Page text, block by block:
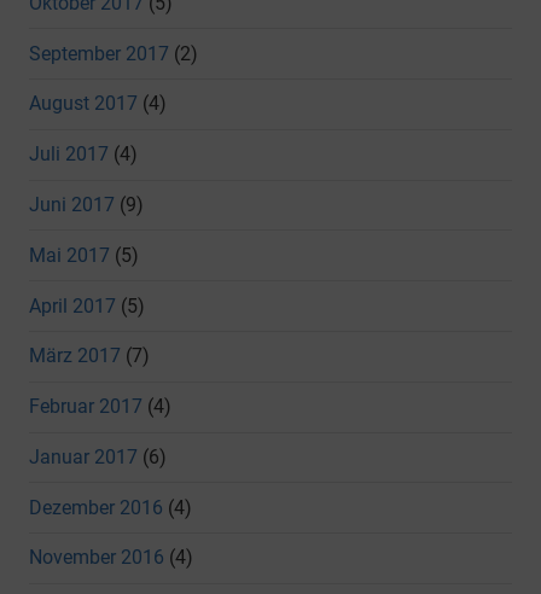
September 2017 (2)
August 2017 (4)
Juli 2017 (4)
Juni 2017 (9)
Mai 2017 (5)
April 2017 (5)
März 2017 (7)
Februar 2017 (4)
Januar 2017 (6)
Dezember 2016 (4)
November 2016 (4)